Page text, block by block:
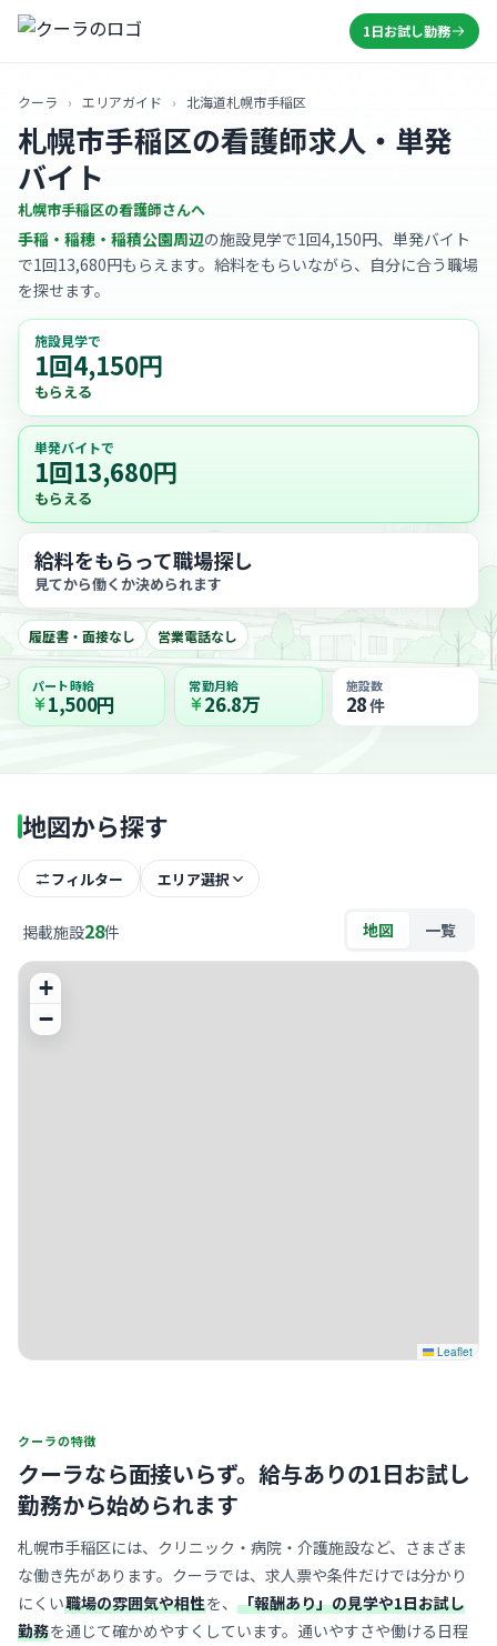
1日お試し勤務
クーラ › エリアガイド › 北海道札幌市手稲区
札幌市手稲区の看護師求人・単発
バイト
札幌市手稲区の看護師さんへ
手稲・稲穂・稲積公園周辺の施設見学で1回4,150円、単発バイト
で1回13,680円もらえます。給料をもらいながら、自分に合う職場
を探せます。
施設見学で
1回4,150円
もらえる
単発バイトで
1回13,680円
もらえる
給料をもらって職場探し
見てから働くか決められます
履歴書・面接なし 営業電話なし
パート時給
1,500円
常勤月給
26.8万
施設数
28件
地図から探す
フィルター エリア選択
掲載施設28件 地図 一覧
+
−
Leaflet
クーラの特徴
クーラなら面接いらず。 給与ありの1日お試し
勤務から始められます
札幌市手稲区には、クリニック・病院・介護施設など、さまざま
な働き先があります。クーラでは、求人票や条件だけでは分かり
にくい職場の雰囲気や相性を、 「報酬あり」の見学や1日お試し
勤務を通じて確かめやすくしています。通いやすさや働ける日程